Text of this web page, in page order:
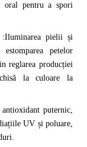
oral pentru a spori
:Iluminarea pielii și
petelor
reglarea producției
la culoare la
puternic,
UV și poluare,